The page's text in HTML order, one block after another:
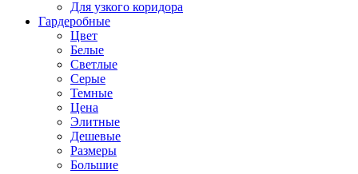
Для узкого коридора
Гардеробные
Цвет
Белые
Светлые
Серые
Темные
Цена
Элитные
Дешевые
Размеры
Большие